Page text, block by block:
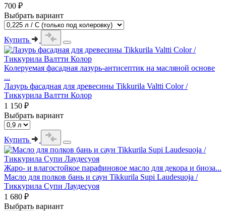
700 ₽
Выбрать вариант
Купить
Колеруемая фасадная лазурь-антисептик на масляной основе
...
Лазурь фасадная для древесины Tikkurila Valtti Color /
Тиккурила Валтти Колор
1 150 ₽
Выбрать вариант
Купить
Жаро- и влагостойкое парафиновое масло для декора и биоза...
Масло для полков бань и саун Tikkurila Supi Laudesuoja /
Тиккурила Супи Лаудесуоя
1 680 ₽
Выбрать вариант